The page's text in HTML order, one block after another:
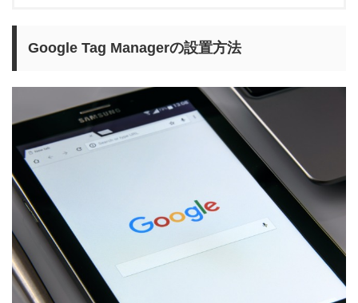
Google Tag Managerの設置方法